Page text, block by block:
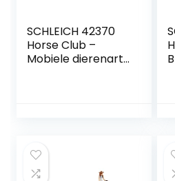
SCHLEICH 42370
Horse Club –
Mobiele dierenarts
jaar – 17
Onderdelen